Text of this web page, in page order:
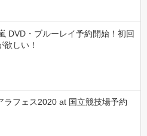
DVD・ブルーレイ予約開始！初回
欲しい！
ラフェス2020 at 国立競技場予約